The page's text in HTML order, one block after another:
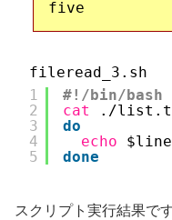
fileread_3.sh
1
2
3
4
5
#!/bin/bash
cat
. /list
do
echo
$line
done
スクリプト実行結果です